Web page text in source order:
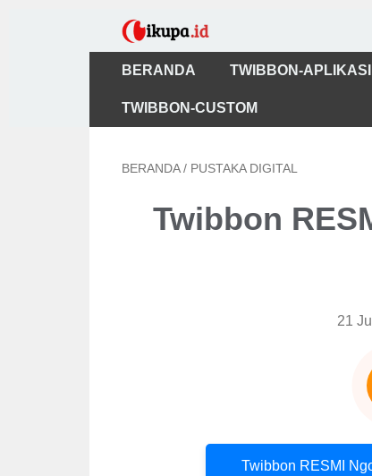
BERANDA TWIBBON-APLIKASI
TWIBBON-CUSTOM
BERANDA / PUSTAKA DIGITAL
Twibbon
21
Twibbon RESMI